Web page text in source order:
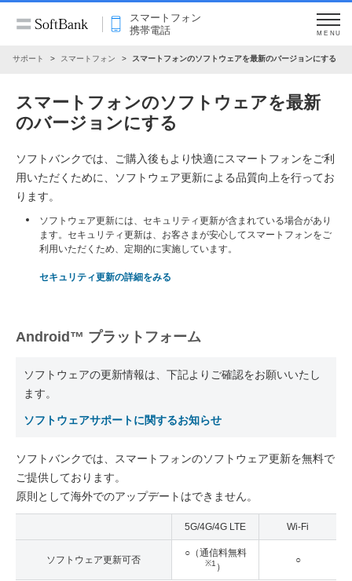
スマートフォン
携帯電話
MENU
サポート スマートフォン スマートフォンのソフトウェアを最新のバージョンにする
スマートフォンのソフトウェアを最新
のバージョンにする
ソフトバンクでは、ご購入後もより快適にスマートフォンをご利
用いただくために、ソフトウェア更新による品質向上を行ってお
ります。
ソフトウェア更新には、セキュリティ更新が含まれている場合があり
ます。セキュリティ更新は、お客さまが安心してスマートフォンをご
利用いただくため、定期的に実施しています。
セキュリティ更新の詳細をみる
Android™ プラットフォーム
ソフトウェアの更新情報は、下記よりご確認をお願いいたし
ます。
ソフトウェアサポートに関するお知らせ
ソフトバンクでは、スマートフォンのソフトウェア更新を無料で
ご提供しております。
原則として海外でのアップデートはできません。
5G/4G/4G LTE Wi-Fi
ソフトウェア更新可否
○（通信料無料
※1 ）
○